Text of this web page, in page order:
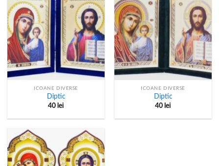
ICOANE DIVERSE
Diptic
40 lei
ICOANE DIVERSE
Diptic
40 lei